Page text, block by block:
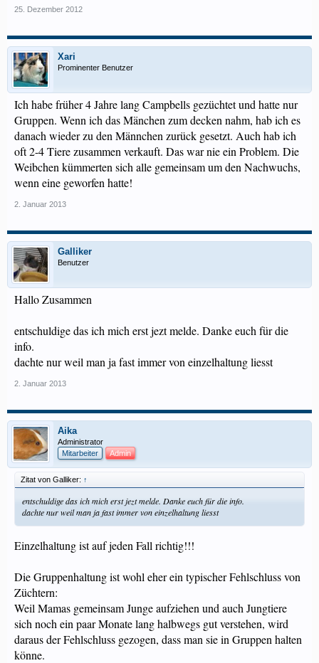
25. Dezember 2012
Xari
Prominenter Benutzer
Ich habe früher 4 Jahre lang Campbells gezüchtet und hatte nur
Gruppen. Wenn ich das Mänchen zum decken nahm, hab ich es
danach wieder zu den Männchen zurück gesetzt. Auch hab ich
oft 2-4 Tiere zusammen verkauft. Das war nie ein Problem. Die
Weibchen kümmerten sich alle gemeinsam um den Nachwuchs,
wenn eine geworfen hatte!
2. Januar 2013
Galliker
Benutzer
Hallo Zusammen
entschuldige das ich mich erst jezt melde. Danke euch für die
info.
dachte nur weil man ja fast immer von einzelhaltung liesst
2. Januar 2013
Aika
Administrator
Mitarbeiter
Admin
Zitat von Galliker: ↑
entschuldige das ich mich erst jezt melde. Danke euch für die info.
dachte nur weil man ja fast immer von einzelhaltung liesst
Einzelhaltung ist auf jeden Fall richtig!!!
Die Gruppenhaltung ist wohl eher ein typischer Fehlschluss von
Züchtern:
Weil Mamas gemeinsam Junge aufziehen und auch Jungtiere
sich noch ein paar Monate lang halbwegs gut verstehen, wird
daraus der Fehlschluss gezogen, dass man sie in Gruppen halten
könne.